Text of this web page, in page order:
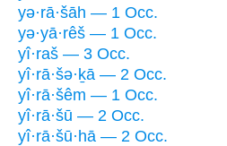
yə·rā·šāh — 1 Occ.
yə·yā·rêš — 1 Occ.
yî·raš — 3 Occ.
yî·rā·šə·ḵā — 2 Occ.
yî·rā·šêm — 1 Occ.
yî·rā·šū — 2 Occ.
yî·rā·šū·hā — 2 Occ.